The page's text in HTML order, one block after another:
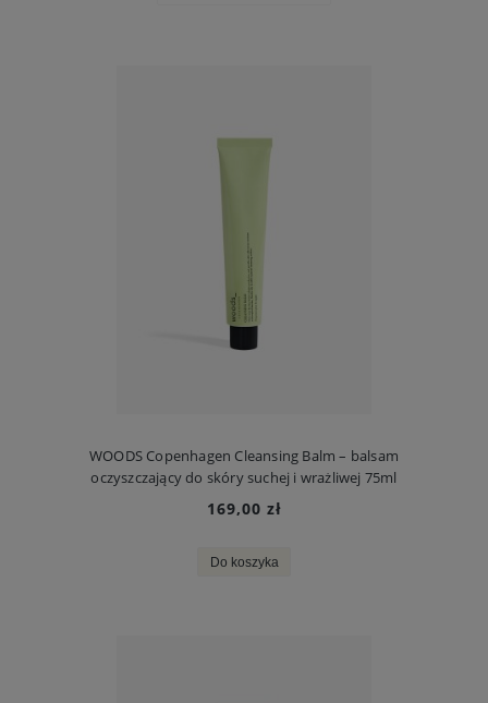
WOODS Copenhagen Cleansing Balm – balsam
oczyszczający do skóry suchej i wrażliwej 75ml
169,00 zł
Do koszyka